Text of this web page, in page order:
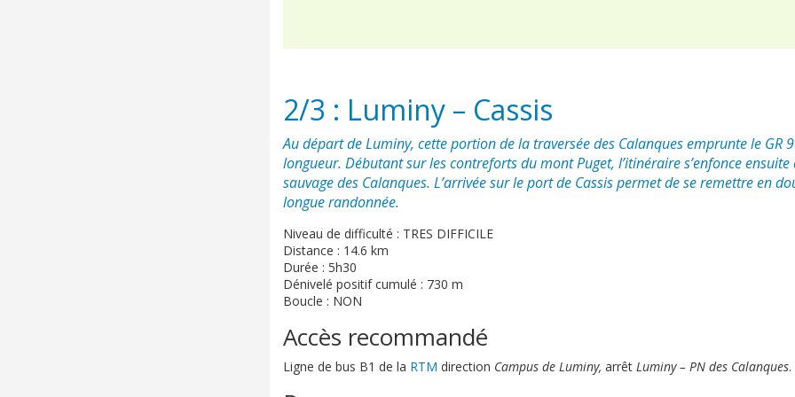
2/3 : Luminy – Cassis
Au départ de Luminy, cette portion de la traversée des Calanques emprunte le GR
longueur. Débutant sur les contreforts du mont Puget, l’itinéraire s’enfonce
sauvage des Calanques. L’arrivée sur le port de Cassis permet de se remettre en
longue randonnée.
Niveau de difficulté : TRES DIFFICILE
Distance : 14.6 km
Durée : 5h30
Dénivelé positif cumulé : 730 m
Boucle : NON
Accès recommandé
Ligne de bus B1 de la RTM direction Campus de Luminy, arrêt Luminy – PN des Calanques.